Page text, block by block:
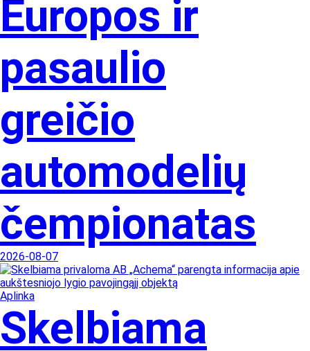
Europos ir
pasaulio
greičio
automodelių
čempionatas
2026-08-07
Aplinka
Skelbiama